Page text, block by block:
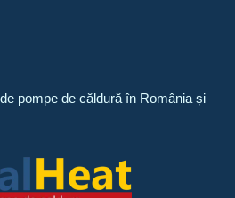
pompe de căldură în România și